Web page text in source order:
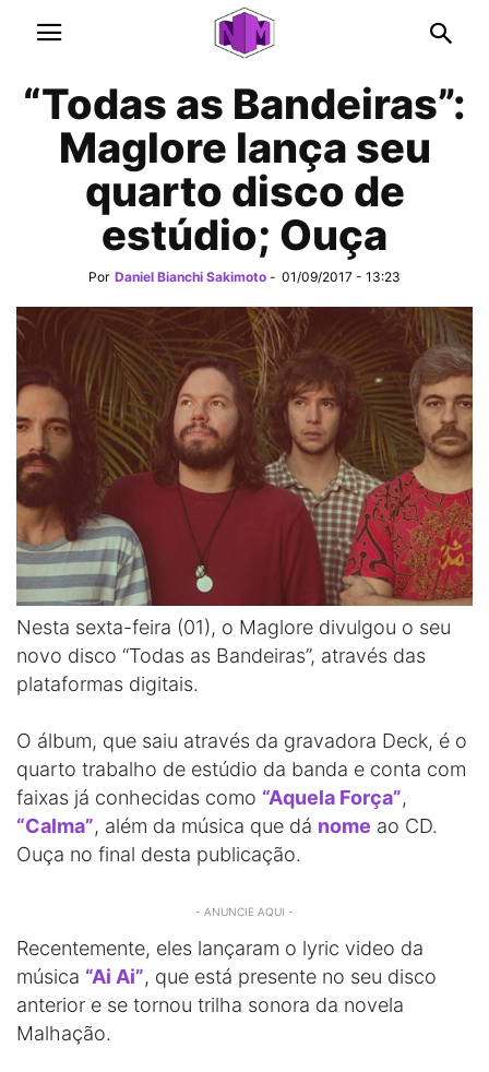
“Todas as Bandeiras”:
Maglore lança seu
quarto disco de
estúdio; Ouça
Por Daniel Bianchi Sakimoto - 01/09/2017 - 13:23
Nesta sexta-feira (01), o Maglore divulgou o seu
novo disco “Todas as Bandeiras”, através das
plataformas digitais.
O álbum, que saiu através da gravadora Deck, é o
quarto trabalho de estúdio da banda e conta com
faixas já conhecidas como “Aquela Força”,
“Calma”, além da música que dá nome ao CD.
Ouça no final desta publicação.
- ANUNCIE AQUI -
Recentemente, eles lançaram o lyric video da
música “Ai Ai”, que está presente no seu disco
anterior e se tornou trilha sonora da novela
Malhação.